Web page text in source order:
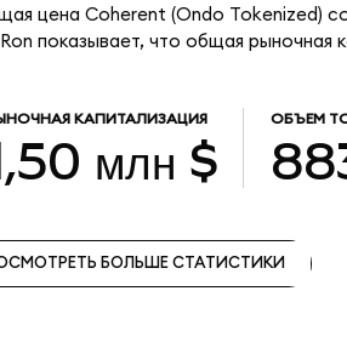
цена Coherent (Ondo Tokenized)
показывает, что общая рыночная
КАПИТАЛИЗАЦИЯ
млн $
ОБЪЕМ
БОЛЬШЕ СТАТИСТИКИ